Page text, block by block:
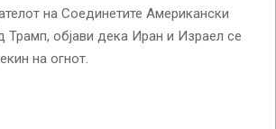
на Соединетите Американски
објави дека Иран и Израел се
на огнот.